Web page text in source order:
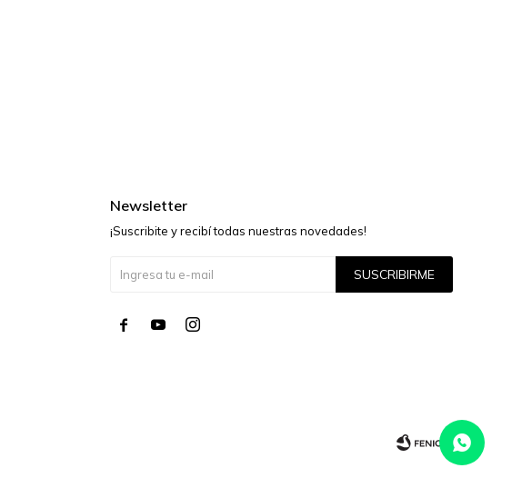
Newsletter
¡Suscribite y recibí todas nuestras novedades!
SUSCRIBIRME
  